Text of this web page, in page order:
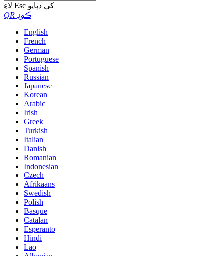
لاءِ Esc کي دٻايو
QR ڪوڊ
English
French
German
Portuguese
Spanish
Russian
Japanese
Korean
Arabic
Irish
Greek
Turkish
Italian
Danish
Romanian
Indonesian
Czech
Afrikaans
Swedish
Polish
Basque
Catalan
Esperanto
Hindi
Lao